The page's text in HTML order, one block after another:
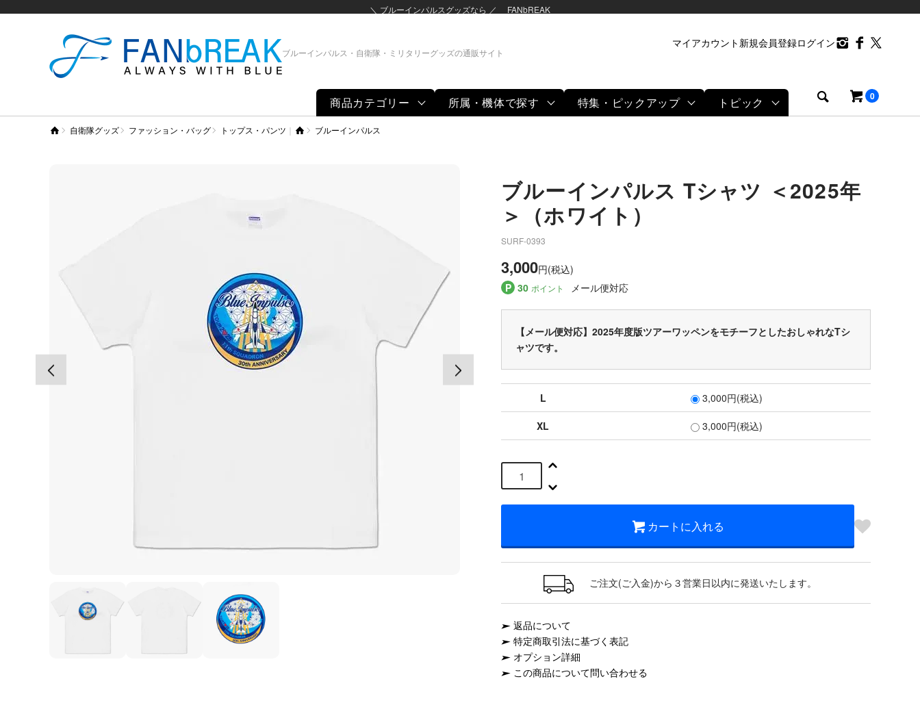
＼ ブルーインパルスグッズなら ／ FANbREAK
ブルーインパルス・自衛隊・ミリタリーグッズの通販サイト
0
商品カテゴリー 所属・機体で探す 特集・ピックアップ トピック
マイアカウント 新規会員登録ログイン
自衛隊グッズ ファッション・バッグ トップス・パンツ ブルーインパルス
ブルーインパルス Tシャツ ＜2025年
＞（ホワイト）
SURF-0393
3,000円(税込)
P 30 ポイント メール便対応
【メール便対応】2025年度版ツアーワッペンをモチーフとしたおしゃれなTシ
ャツです。
L 3,000円(税込)
XL 3,000円(税込)
カートに入れる
ご注文(ご入金)から３営業日以内に発送いたします。
返品について
特定商取引法に基づく表記
オプション詳細
この商品について問い合わせる